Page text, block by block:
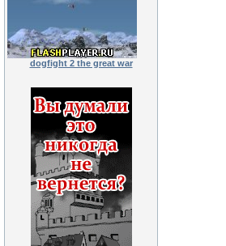
dogfight 2 the great war